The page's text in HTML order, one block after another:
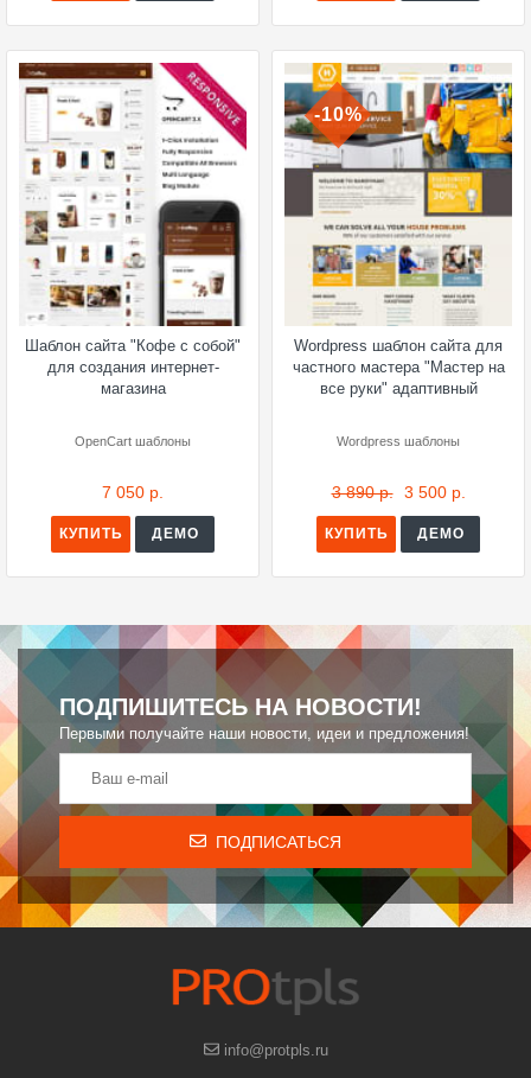
Шаблон сайта "Кофе с собой"
для создания интернет-
магазина
OpenCart шаблоны
7 050 р.
КУПИТЬ ДЕМО
-10%
Wordpress шаблон сайта для
частного мастера "Мастер на
все руки" адаптивный
Wordpress шаблоны
3 890 р. 3 500 р.
КУПИТЬ ДЕМО
ПОДПИШИТЕСЬ НА НОВОСТИ!
Первыми получайте наши новости, идеи и предложения!
ПОДПИСАТЬСЯ
info@protpls.ru